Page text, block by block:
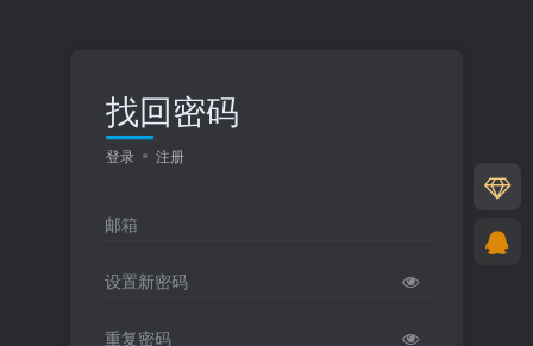
找回密码
登录 注册
邮箱
设置新密码
重复密码